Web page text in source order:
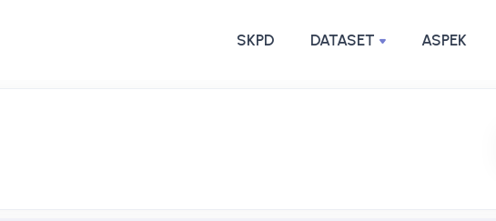
SKPD DATASET ASPEK